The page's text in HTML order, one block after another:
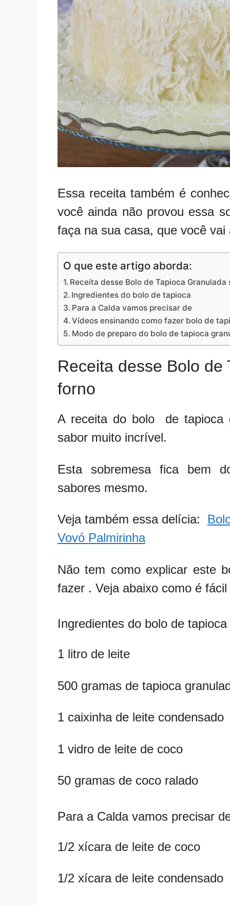
Essa receita também é
você ainda não provou essa
faça na sua casa, que você vai
O que este artigo aborda:
Receita desse Bolo de Tapioca Granulada
Ingredientes do bolo de tapioca
Para a Calda vamos precisar de
Vídeos ensinando como fazer bolo de
Modo de preparo do bolo de tapioca
Receita desse Bolo de
forno
A receita do bolo de tapioca
sabor muito incrível.
Esta sobremesa fica bem
sabores mesmo.
Veja também essa delícia:
Vovó Palmirinha
Não tem como explicar este
fazer . Veja abaixo como é fácil
Ingredientes do bolo de tapioca
1 litro de leite
500 gramas de tapioca
1 caixinha de leite condensado
1 vidro de leite de coco
50 gramas de coco ralado
Para a Calda vamos precisar
1/2 xícara de leite de coco
1/2 xícara de leite condensado